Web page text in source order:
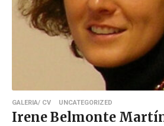
GALERIA/ CV UNCATEGORIZED
Irene Belmonte